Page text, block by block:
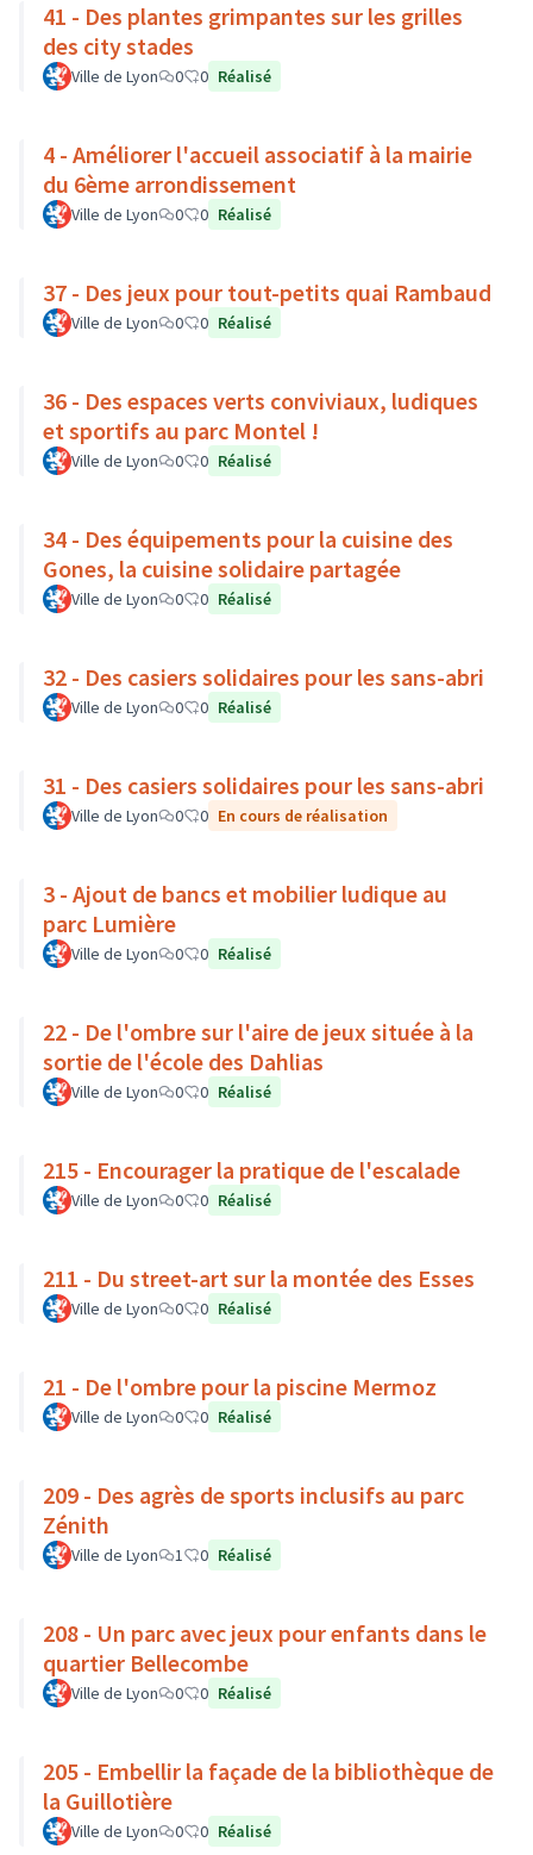
41 - Des plantes grimpantes sur les grilles
des city stades
Ville de Lyon 0 0 Réalisé
4 - Améliorer l'accueil associatif à la mairie
du 6ème arrondissement
Ville de Lyon 0 0 Réalisé
37 - Des jeux pour tout-petits quai Rambaud
Ville de Lyon 0 0 Réalisé
36 - Des espaces verts conviviaux, ludiques
et sportifs au parc Montel !
Ville de Lyon 0 0 Réalisé
34 - Des équipements pour la cuisine des
Gones, la cuisine solidaire partagée
Ville de Lyon 0 0 Réalisé
32 - Des casiers solidaires pour les sans-abri
Ville de Lyon 0 0 Réalisé
31 - Des casiers solidaires pour les sans-abri
Ville de Lyon 0 0 En cours de réalisation
3 - Ajout de bancs et mobilier ludique au
parc Lumière
Ville de Lyon 0 0 Réalisé
22 - De l'ombre sur l'aire de jeux située à la
sortie de l'école des Dahlias
Ville de Lyon 0 0 Réalisé
215 - Encourager la pratique de l'escalade
Ville de Lyon 0 0 Réalisé
211 - Du street-art sur la montée des Esses
Ville de Lyon 0 0 Réalisé
21 - De l'ombre pour la piscine Mermoz
Ville de Lyon 0 0 Réalisé
209 - Des agrès de sports inclusifs au parc
Zénith
Ville de Lyon 1 0 Réalisé
208 - Un parc avec jeux pour enfants dans le
quartier Bellecombe
Ville de Lyon 0 0 Réalisé
205 - Embellir la façade de la bibliothèque de
la Guillotière
Ville de Lyon 0 0 Réalisé